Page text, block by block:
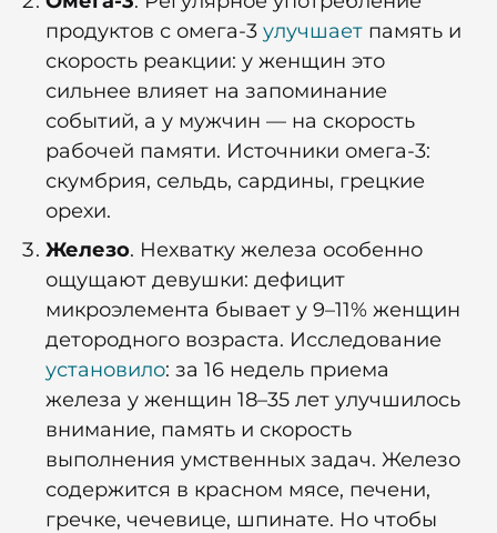
продуктов с омега-3 улучшает память и
скорость реакции: у женщин это
сильнее влияет на запоминание
событий, а у мужчин — на скорость
рабочей памяти. Источники омега-3:
скумбрия, сельдь, сардины, грецкие
орехи.
Железо. Нехватку железа особенно
ощущают девушки: дефицит
микроэлемента бывает у 9–11% женщин
детородного возраста. Исследование
установило: за 16 недель приема
железа у женщин 18–35 лет улучшилось
внимание, память и скорость
выполнения умственных задач. Железо
содержится в красном мясе, печени,
гречке, чечевице, шпинате. Но чтобы